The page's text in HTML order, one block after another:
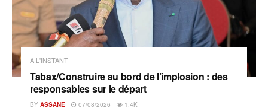
A L'INSTANT
Tabax/Construire au bord de l’implosion : des
responsables sur le départ
BY ASSANE 07/08/2026 1.4K